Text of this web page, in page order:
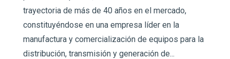
trayectoria de más de 40 años en el mercado,
constituyéndose en una empresa líder en la
manufactura y comercialización de equipos para la
distribución, transmisión y generación de...